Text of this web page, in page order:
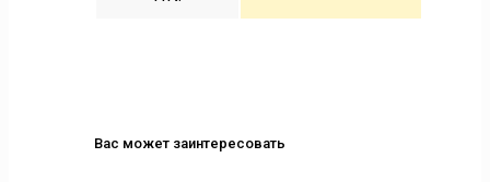
Вас может заинтересовать